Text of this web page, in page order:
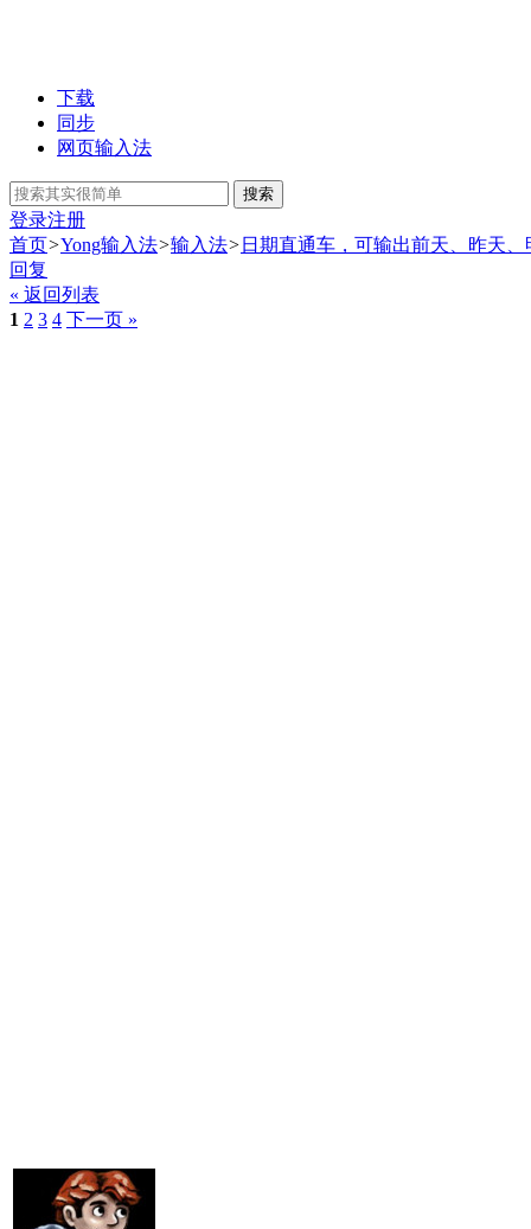
下载
同步
网页输入法
搜索
登录注册
首页>Yong输入法>输入法> 日期直通车，可输出前天、昨天
回复
« 返回列表
1 2 3 4 下一页 »